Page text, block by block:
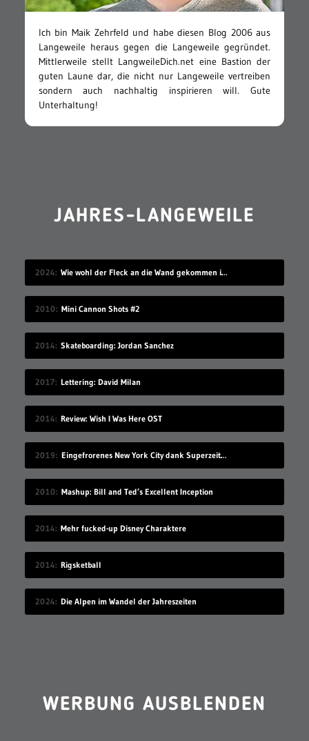
Ich bin Maik Zehrfeld und habe diesen Blog 2006 aus
Langeweile heraus gegen die Langeweile gegründet.
Mittlerweile stellt LangweileDich.net eine Bastion der
guten Laune dar, die nicht nur Langeweile vertreiben
sondern auch nachhaltig inspirieren will. Gute
Unterhaltung!
JAHRES-LANGEWEILE
2024 Wie wohl der Fleck an die Wand gekommen ist?
2010 Mini Cannon Shots #2
2014 Skateboarding: Jordan Sanchez
2017 Lettering: David Milan
2014 Review: Wish I Was Here OST
2019 Eingefrorenes New York City dank Superzeitlupe
2010 Mashup: Bill and Ted’s Excellent Inception
2014 Mehr fucked-up Disney Charaktere
2014 Rigsketball
2024 Die Alpen im Wandel der Jahreszeiten
WERBUNG AUSBLENDEN